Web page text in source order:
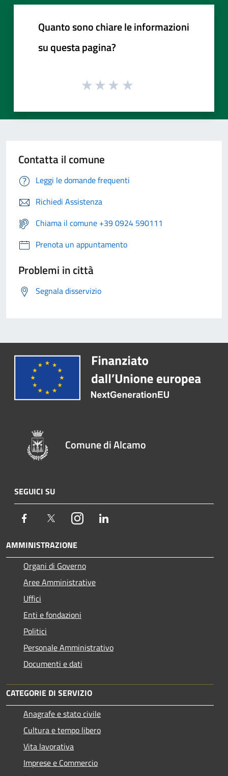
Quanto sono chiare le informazioni
su questa pagina?
Contatta il comune
Leggi le domande frequenti
Richiedi Assistenza
Chiama il comune +39 0924 590111
Prenota un appuntamento
Problemi in città
Segnala disservizio
Comune di Alcamo
SEGUICI SU
Facebook TwitterInstagram
AMMINISTRAZIONE
Organi di Governo
Aree Amministrative
Uffici
Enti e fondazioni
Politici
Personale Amministrativo
Documenti e dati
CATEGORIE DI SERVIZIO
Anagrafe e stato civile
Cultura e tempo libero
Vita lavorativa
Imprese e Commercio